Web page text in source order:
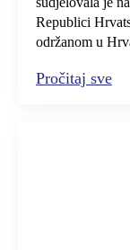
Republici
održanom u
Pročitaj sve